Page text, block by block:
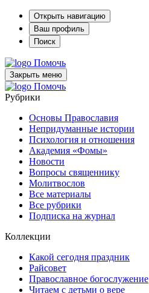
Открыть навигацию
Ваш профиль
Поиск
Помочь
Закрыть меню
Помочь
Рубрики
Основы Православия
Непридуманные истории
Психология и отношения
Академия «Фомы»
Новости
Вопросы священнику
Молитвослов
Все материалы
Все рубрики
Подписка на журнал
Коллекции
Какой сегодня праздник
Райсовет
Православное богослужение
Читаем с детьми о вере